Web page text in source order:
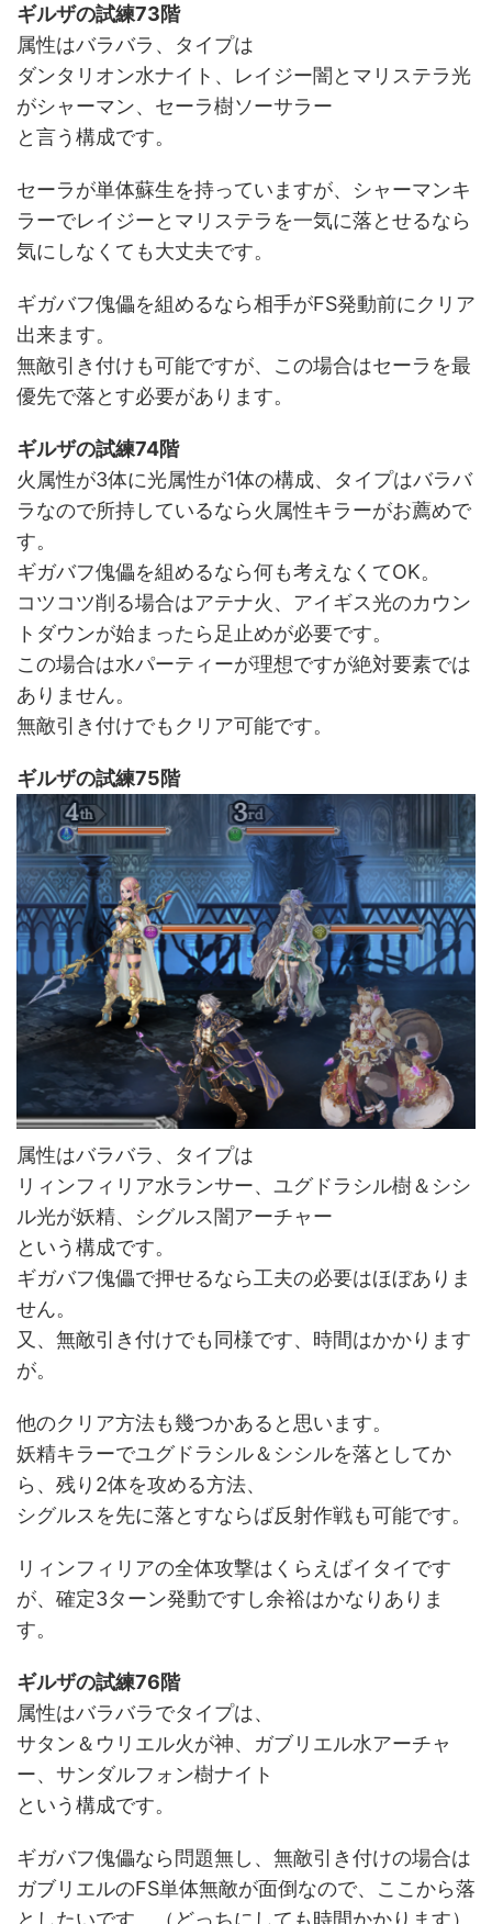
ギルザの試練73階
属性はバラバラ、タイプは
ダンタリオン水ナイト、レイジー闇とマリステラ光
がシャーマン、セーラ樹ソーサラー
と言う構成です。
セーラが単体蘇生を持っていますが、シャーマンキ
ラーでレイジーとマリステラを一気に落とせるなら
気にしなくても大丈夫です。
ギガバフ傀儡を組めるなら相手がFS発動前にクリア
出来ます。
無敵引き付けも可能ですが、この場合はセーラを最
優先で落とす必要があります。
ギルザの試練74階
火属性が3体に光属性が1体の構成、タイプはバラバ
ラなので所持しているなら火属性キラーがお薦めで
す。
ギガバフ傀儡を組めるなら何も考えなくてOK。
コツコツ削る場合はアテナ火、アイギス光のカウン
トダウンが始まったら足止めが必要です。
この場合は水パーティーが理想ですが絶対要素では
ありません。
無敵引き付けでもクリア可能です。
ギルザの試練75階
属性はバラバラ、タイプは
リィンフィリア水ランサー、ユグドラシル樹＆シシ
ル光が妖精、シグルス闇アーチャー
という構成です。
ギガバフ傀儡で押せるなら工夫の必要はほぼありま
せん。
又、無敵引き付けでも同様です、時間はかかります
が。
他のクリア方法も幾つかあると思います。
妖精キラーでユグドラシル＆シシルを落としてか
ら、残り2体を攻める方法、
シグルスを先に落とすならば反射作戦も可能です。
リィンフィリアの全体攻撃はくらえばイタイです
が、確定3ターン発動ですし余裕はかなりありま
す。
ギルザの試練76階
属性はバラバラでタイプは、
サタン＆ウリエル火が神、ガブリエル水アーチャ
ー、サンダルフォン樹ナイト
という構成です。
ギガバフ傀儡なら問題無し、無敵引き付けの場合は
ガブリエルのFS単体無敵が面倒なので、ここから落